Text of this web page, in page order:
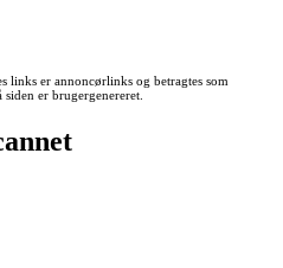
links er annoncørlinks og betragtes som
er brugergenereret.